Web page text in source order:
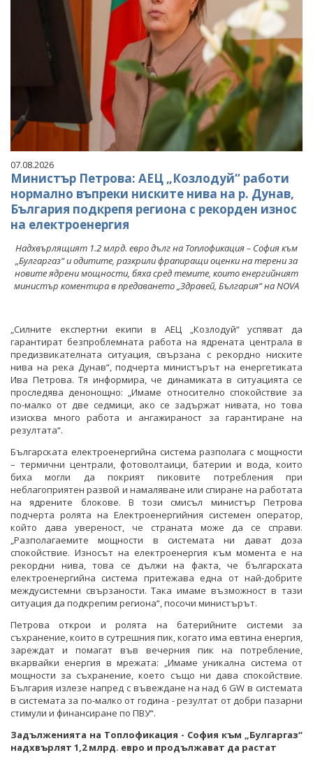
07.08.2026
Министър Петрова: АЕЦ „Козлодуй“ работи
нормално въпреки ниските нива на р. Дунав,
България подкрепя региона с рекорден износ
на електроенергия
Надхвърлящият 1.2 млрд. евро дълг на Топлофикация – София към
„Булгаргаз“ и одитите, разкрили фрапиращи оценки на терени за
новите ядрени мощности, бяха сред темите, които енергийният
министър коментира в предаването „Здравей, България“ на NOVA
„Силните експертни екипи в АЕЦ „Козлодуй“ успяват да
гарантират безпроблемната работа на ядрената централа в
предизвикателната ситуация, свързана с рекордно ниските
нива на река Дунав“, подчерта министърът на енергетиката
Ива Петрова. Тя информира, че динамиката в ситуацията се
проследява денонощно: „Имаме относително спокойствие за
по-малко от две седмици, ако се задържат нивата, но това
изисква много работа и ангажираност за гарантиране на
резултата“.
Българската електроенергийна система разполага с мощности
– термични централи, фотоволтаици, батерии и вода, които
биха могли да покрият пиковите потребления при
неблагоприятен развой и намаляване или спиране на работата
на ядрените блокове. В този смисъл министър Петрова
подчерта ролята на Електроенергийния системен оператор,
който дава увереност, че страната може да се справи.
„Разполагаемите мощности в системата ни дават доза
спокойствие. Износът на електроенергия към момента е на
рекордни нива, това се дължи на факта, че българската
електроенергийна система притежава една от най-добрите
междусистемни свързаности. Така имаме възможност в тази
ситуация да подкрепим региона“, посочи министърът.
Петрова открои и ролята на батерийните системи за
съхранение, които в сутрешния пик, когато има евтина енергия,
зареждат и помагат във вечерния пик на потребление,
вкарвайки енергия в мрежата: „Имаме уникална система от
мощности за съхранение, което също ни дава спокойствие.
България излезе напред с въвеждане на над 6 GW в системата
в системата за по-малко от година - резултат от добри пазарни
стимули и финансиране по ПВУ“.
Задълженията на Топлофикация - София към „Булгаргаз“
надхвърлят 1,2 млрд. евро и продължават да растат